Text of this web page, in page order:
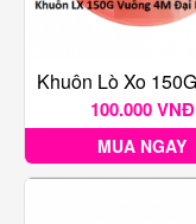
100.000 VNĐ
MUA NGAY